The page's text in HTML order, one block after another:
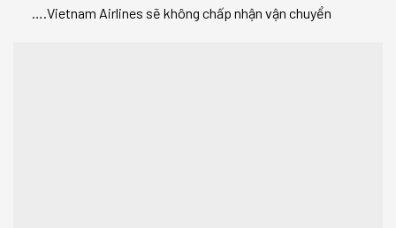
….Vietnam Airlines sẽ không chấp nhận vận chuyển